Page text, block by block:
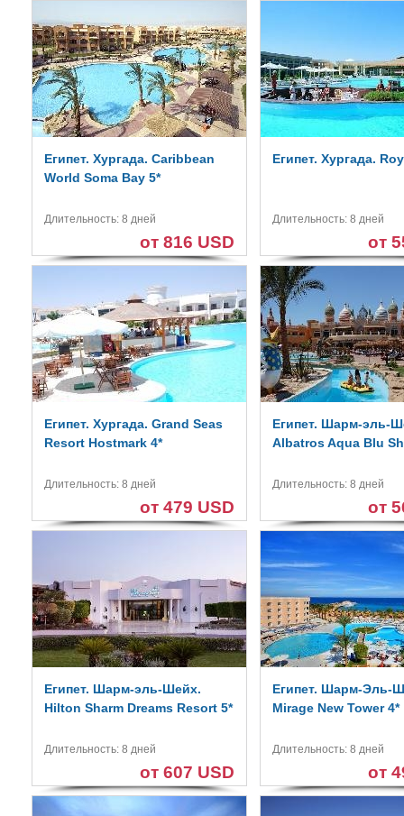
Египет. Хургада. Caribbean
World Soma Bay 5*
Длительность: 8 дней
от 816 USD
Египет. Хургада.
Длительность: 8 дней
от
Египет. Хургада. Grand Seas
Resort Hostmark 4*
Длительность: 8 дней
от 479 USD
Египет. Шарм-эль-
Albatros Aqua Blu
Длительность: 8 дней
от
Египет. Шарм-эль-Шейх.
Hilton Sharm Dreams Resort 5*
Длительность: 8 дней
от 607 USD
Египет. Шарм-Эль-
Mirage New Tower 4*
Длительность: 8 дней
от